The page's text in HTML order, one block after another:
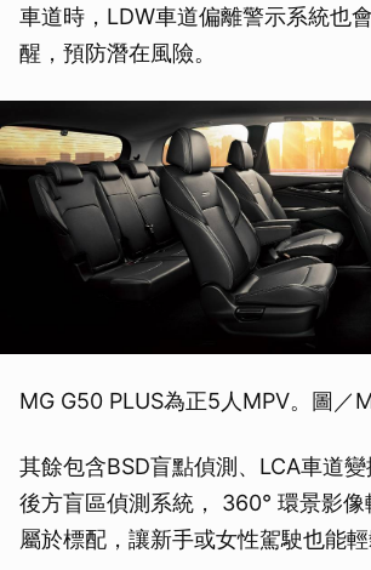
車道時，LDW車道偏離警示系統也
醒，預防潛在風險。
MG G50 PLUS為正5人MPV。圖／
其餘包含BSD盲點偵測、LCA車道
後方盲區偵測系統， 360° 環景影
屬於標配，讓新手或女性駕駛也能輕